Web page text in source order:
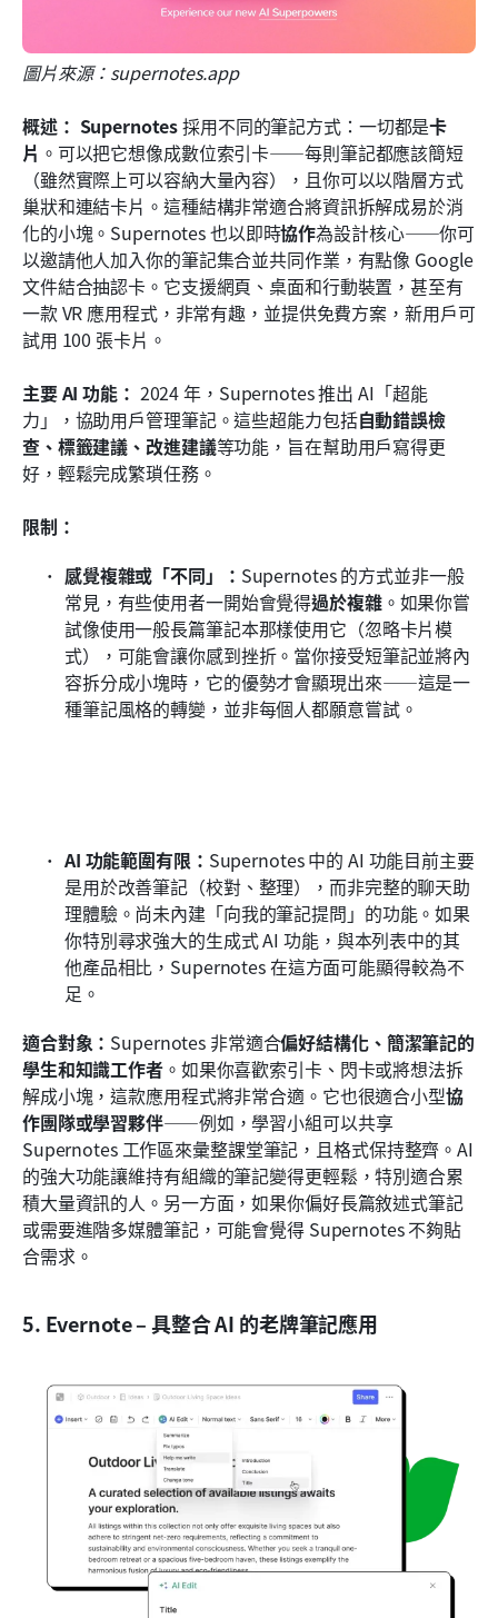
圖片來源：supernotes.app
概述： Supernotes 採用不同的筆記方式：一切都是卡
片 。可以把它想像成數位索引卡——每則筆記都應該簡短
（雖然實際上可以容納大量內容），且你可以以階層方式
巢狀和連結卡片。這種結構非常適合將資訊拆解成易於消
化的小塊。Supernotes 也以即時協作為設計核心——你可
以邀請他人加入你的筆記集合並共同作業，有點像 Google
文件結合抽認卡。它支援網頁、桌面和行動裝置，甚至有
一款 VR 應用程式，非常有趣，並提供免費方案，新用戶可
試用 100 張卡片。
主要 AI 功能： 2024 年，Supernotes 推出 AI「超能
力」，協助用戶管理筆記。這些超能力包括自動錯誤檢
查、標籤建議、改進建議等功能，旨在幫助用戶寫得更
好，輕鬆完成繁瑣任務。
限制：
感覺複雜或「不同」： Supernotes 的方式並非一般
常見，有些使用者一開始會覺得過於複雜。如果你嘗
試像使用一般長篇筆記本那樣使用它（忽略卡片模
式），可能會讓你感到挫折。當你接受短筆記並將內
容拆分成小塊時，它的優勢才會顯現出來——這是一
種筆記風格的轉變，並非每個人都願意嘗試。
AI 功能範圍有限： Supernotes 中的 AI 功能目前主要
是用於改善筆記（校對、整理），而非完整的聊天助
理體驗。尚未內建「向我的筆記提問」的功能。如果
你特別尋求強大的生成式 AI 功能，與本列表中的其
他產品相比，Supernotes 在這方面可能顯得較為不
足。
適合對象： Supernotes 非常適合偏好結構化、簡潔筆記的
學生和知識工作者。如果你喜歡索引卡、閃卡或將想法拆
解成小塊，這款應用程式將非常合適。它也很適合小型協
作團隊或學習夥伴——例如，學習小組可以共享
Supernotes 工作區來彙整課堂筆記，且格式保持整齊。AI
的強大功能讓維持有組織的筆記變得更輕鬆，特別適合累
積大量資訊的人。另一方面，如果你偏好長篇敘述式筆記
或需要進階多媒體筆記，可能會覺得 Supernotes 不夠貼
合需求。
5. Evernote – 具整合 AI 的老牌筆記應用